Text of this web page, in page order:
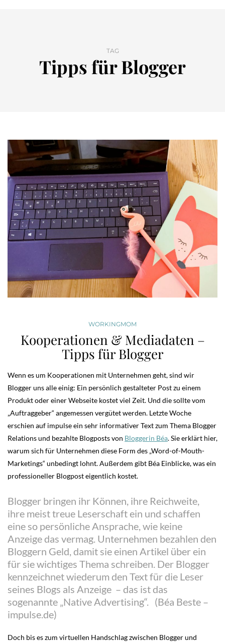
TAG
Tipps für Blogger
WORKINGMOM
Kooperationen & Mediadaten –
Tipps für Blogger
Wenn es um Kooperationen mit Unternehmen geht, sind wir
Blogger uns alle einig: Ein persönlich gestalteter Post zu einem
Produkt oder einer Webseite kostet viel Zeit. Und die sollte vom
„Auftraggeber“ angemessen vergütet werden. Letzte Woche
erschien auf impulse ein sehr informativer Text zum Thema Blogger
Relations und bezahlte Blogposts von Bloggerin Béa. Sie erklärt hier,
warum sich für Unternehmen diese Form des „Word-of-Mouth-
Marketings“ unbedingt lohnt. Außerdem gibt Béa Einblicke, was ein
professioneller Blogpost eigentlich kostet.
Blogger bringen ihr Können, ihre Reichweite,
ihre meist treue Leserschaft ein und schaffen
eine so persönliche Ansprache, wie keine
Anzeige das vermag. Unternehmen bezahlen den
Bloggern Geld, damit sie einen Artikel über ein
für sie wichtiges Thema schreiben. Der Blogger
kennzeichnet wiederum den Text für die Leser
seines Blogs als Anzeige – das ist das
sogenannte „Native Advertising“. (Béa Beste –
impulse.de)
Doch bis es zum virtuellen Handschlag zwischen Blogger und